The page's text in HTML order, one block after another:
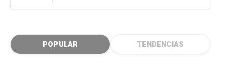
POPULAR TENDENCIAS